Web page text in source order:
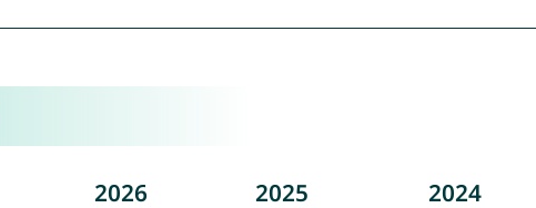
2026 2025 2024